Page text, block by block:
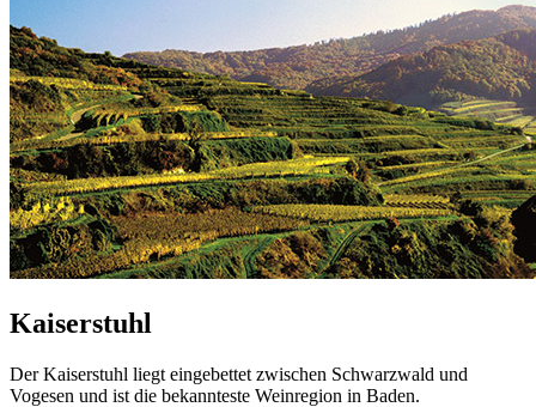
Kaiserstuhl
Der Kaiserstuhl liegt eingebettet zwischen Schwarzwald und
Vogesen und ist die bekannteste Weinregion in Baden.